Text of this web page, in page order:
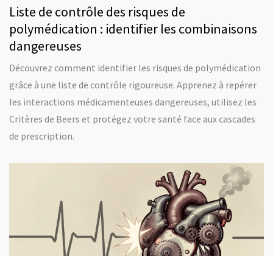
Liste de contrôle des risques de
polymédication : identifier les combinaisons
dangereuses
Découvrez comment identifier les risques de polymédication
grâce à une liste de contrôle rigoureuse. Apprenez à repérer
les interactions médicamenteuses dangereuses, utilisez les
Critères de Beers et protégez votre santé face aux cascades
de prescription.